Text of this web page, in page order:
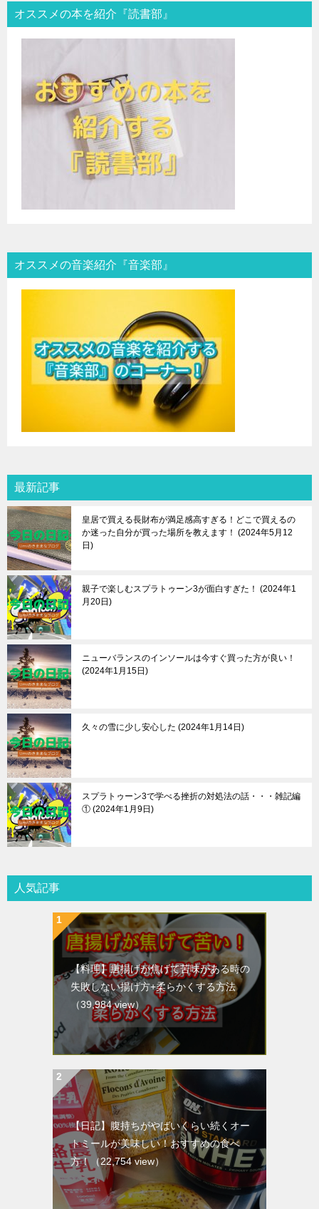
オススメの本を紹介『読書部』
オススメの音楽紹介『音楽部』
最新記事
皇居で買える長財布が満足感高すぎる！どこで買えるの
か迷った自分が買った場所を教えます！
2024年5月12
日
親子で楽しむスプラトゥーン3が面白すぎた！
2024年1
月20日
ニューバランスのインソールは今すぐ買った方が良い！
2024年1月15日
久々の雪に少し安心した 2024年1月14日
スプラトゥーン3で学べる挫折の対処法の話・・・雑記編
① 2024年1月9日
人気記事
【料理】唐揚げが焦げて苦味がある時の
失敗しない揚げ方+柔らかくする方法
（39,984 view）
【日記】腹持ちがやばいくらい続くオー
トミールが美味しい！おすすめの食べ
方！
（22,754 view）